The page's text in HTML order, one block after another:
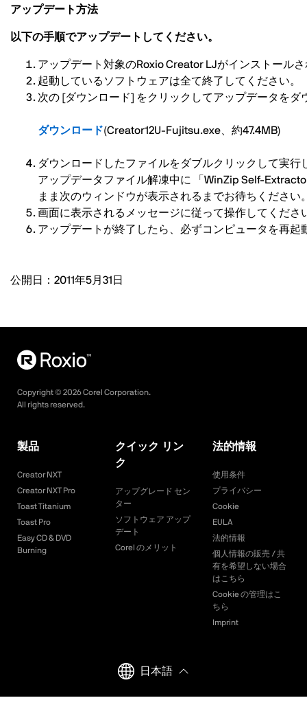
アップデート方法
以下の手順でアップデートしてください。
アップデート対象のRoxio Creator LJがインストール
起動しているソフトウェアは全て終了してください。
次の [ダウンロード] をクリックしてアップデータを
ダウンロード(Creator12U-Fujitsu.exe、約47.4MB)
ダウンロードしたファイルをダブルクリックして実行
アップデータファイル解凍中に 「WinZip Self-
まま次のウィンドウが表示されるまでお待ちください
画面に表示されるメッセージに従って操作してくださ
アップデートが終了したら、必ずコンピュータを再起
公開日：2011年5月31日
Copyright © 2026Corel Corporation.
All rights reserved.
製品
Creator NXT
Creator NXT Pro
Toast Titanium
Toast Pro
Easy CD & DVD
Burning
クイック リン
ク
アップグレード セン
ター
ソフトウェア アップ
デート
Corel のメリット
法的情報
使用条件
プライバシー
Cookie
EULA
法的情報
個人情報の販売 / 共
有を希望しない場合
はこちら
Cookie の管理はこ
ちら
Imprint
日本語